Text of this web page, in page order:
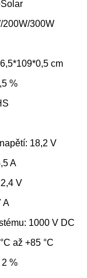
200W/300W
cm
%
18,2 V
A
V
A
1000 V DC
až +85 °C
%